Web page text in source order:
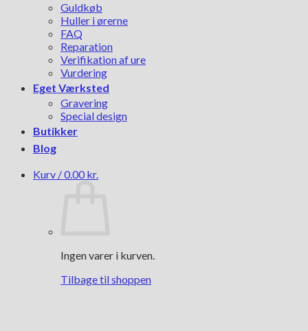
Guldkøb
Huller i ørerne
FAQ
Reparation
Verifikation af ure
Vurdering
Eget Værksted
Gravering
Special design
Butikker
Blog
Kurv /0.00 kr.
Ingen varer i kurven.
Tilbage til shoppen